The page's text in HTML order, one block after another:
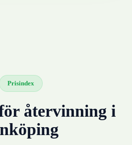
Prisindex
återvinning i